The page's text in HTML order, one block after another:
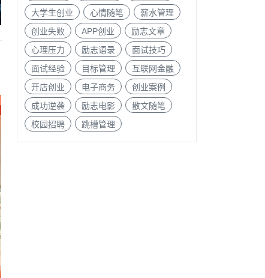
大学生创业
心情随笔
薪水管理
创业失败
APP创业
励志文章
心理压力
励志语录
面试技巧
面试经验
目标管理
互联网金融
开店创业
电子商务
创业案例
成功逆袭
励志电影
散文随笔
校园招聘
跳槽管理